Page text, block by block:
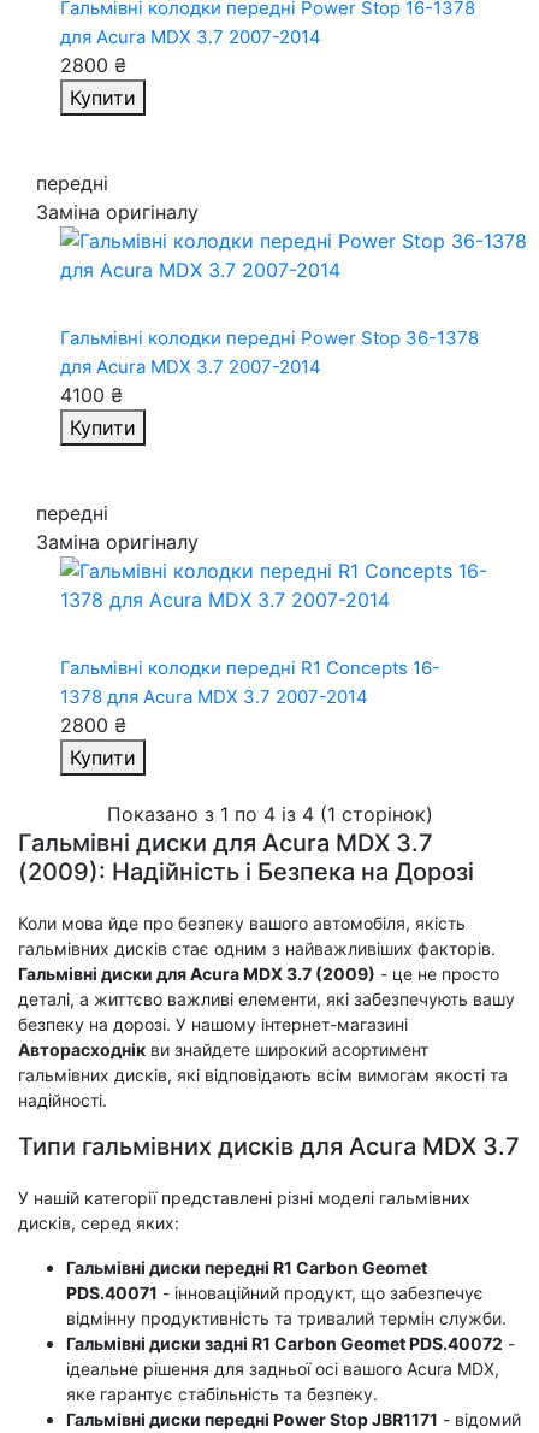
Гальмівні колодки передні Power Stop 16-1378
для Acura MDX 3.7 2007-2014
2800 ₴
Купити
передні
Заміна оригіналу
Гальмівні колодки передні Power Stop 36-1378
для Acura MDX 3.7 2007-2014
4100 ₴
Купити
передні
Заміна оригіналу
Гальмівні колодки передні R1 Concepts 16-
1378 для Acura MDX 3.7 2007-2014
2800 ₴
Купити
Показано з 1 по 4 із 4 (1 сторінок)
Гальмівні диски для Acura MDX 3.7
(2009): Надійність і Безпека на Дорозі
Коли мова йде про безпеку вашого автомобіля, якість
гальмівних дисків стає одним з найважливіших факторів.
Гальмівні диски для Acura MDX 3.7 (2009) - це не просто
деталі, а життєво важливі елементи, які забезпечують вашу
безпеку на дорозі. У нашому інтернет-магазині
Авторасходнік ви знайдете широкий асортимент
гальмівних дисків, які відповідають всім вимогам якості та
надійності.
Типи гальмівних дисків для Acura MDX 3.7
У нашій категорії представлені різні моделі гальмівних
дисків, серед яких:
Гальмівні диски передні R1 Carbon Geomet
PDS.40071 - інноваційний продукт, що забезпечує
відмінну продуктивність та тривалий термін служби.
Гальмівні диски задні R1 Carbon Geomet PDS.40072 -
ідеальне рішення для задньої осі вашого Acura MDX,
яке гарантує стабільність та безпеку.
Гальмівні диски передні Power Stop JBR1171 - відомий